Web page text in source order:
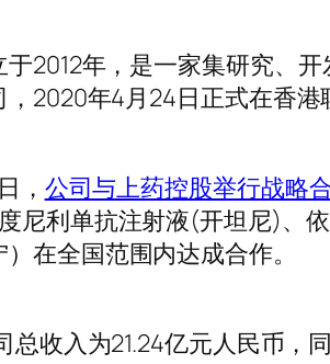
于2012年，是一家集研究、
2020年4月24日正式在香港
， 公司与上药控股举行战略
尼利单抗注射液(开坦尼)、
在全国范围内达成合作。
总收入为21.24亿元人民币，